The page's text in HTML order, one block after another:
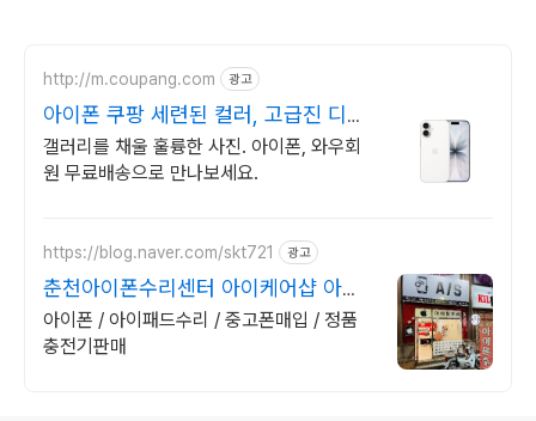
http://m.coupang.com 광고
아이폰 쿠팡 세련된 컬러, 고급진 디자
인
갤러리를 채울 훌륭한 사진. 아이폰, 와우회
원 무료배송으로 만나보세요.
https://blog.naver.com/skt721 광고
춘천아이폰수리센터 아이케어샵 아이
패드,애플워치 수리센터
아이폰 / 아이패드수리 / 중고폰매입 / 정품
충전기판매